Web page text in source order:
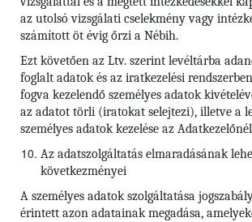
az utolsó vizsgálati cselekmény vagy
számított öt évig őrzi a Nébih.
Ezt követően az Ltv. szerint levéltárba
foglalt adatok és az iratkezelési
fogva kezelendő személyes adatok
az adatot törli (iratokat selejtezi), illetve a
személyes adatok kezelése az
Az adatszolgáltatás elmaradásának
következményei
A személyes adatok szolgáltatása
érintett azon adatainak megadása,